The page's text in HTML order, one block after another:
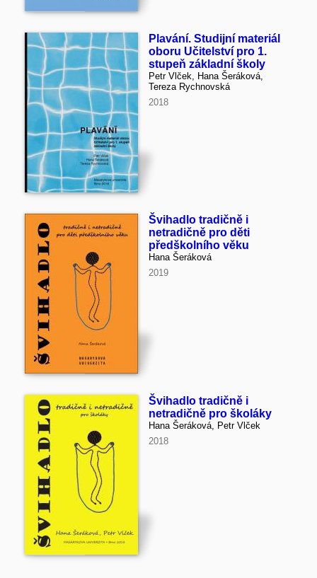
Plavání. Studijní materiál
oboru Učitelství pro 1.
stupeň základní školy
Petr Vlček, Hana Šeráková,
Tereza Rychnovská
2018
Švihadlo tradičně i
netradičně pro děti
předškolního věku
Hana Šeráková
2019
Švihadlo tradičně i
netradičně pro školáky
Hana Šeráková, Petr Vlček
2018